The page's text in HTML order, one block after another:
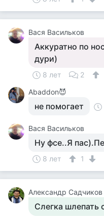
Вася Васильков
Аккуратно по
дури)
8 лет 2
Abaddon😈
не помогает
Вася Васильков
Ну фсе..Я
8 лет 1
Александр Садчиков
Слегка шлепать